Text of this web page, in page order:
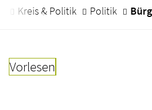
Kreis & Politik Politik
Vorlesen